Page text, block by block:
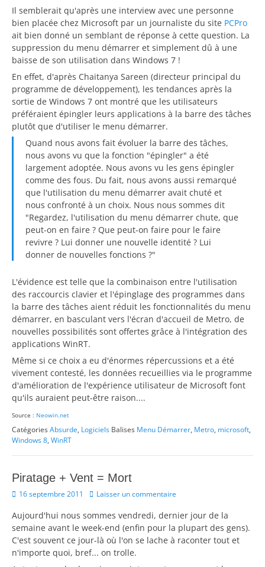
Il semblerait qu'après une interview avec une personne
bien placée chez Microsoft par un journaliste du site PCPro
ait bien donné un semblant de réponse à cette question. La
suppression du menu démarrer et simplement dû à une
baisse de son utilisation dans Windows 7 !
En effet, d'après Chaitanya Sareen (directeur principal du
programme de développement), les tendances après la
sortie de Windows 7 ont montré que les utilisateurs
préféraient épingler leurs applications à la barre des tâches
plutôt que d'utiliser le menu démarrer.
Quand nous avons fait évoluer la barre des tâches,
nous avons vu que la fonction "épingler" a été
largement adoptée. Nous avons vu les gens épingler
comme des fous. Du fait, nous avons aussi remarqué
que l'utilisation du menu démarrer avait chuté et
nous confronté à un choix. Nous nous sommes dit
"Regardez, l'utilisation du menu démarrer chute, que
peut-on en faire ? Que peut-on faire pour le faire
revivre ? Lui donner une nouvelle identité ? Lui
donner de nouvelles fonctions ?"
L'évidence est telle que la combinaison entre l'utilisation
des raccourcis clavier et l'épinglage des programmes dans
la barre des tâches aient réduit les fonctionnalités du menu
démarrer, en basculant vers l'écran d'accueil de Metro, de
nouvelles possibilités sont offertes grâce à l'intégration des
applications WinRT.
Même si ce choix a eu d'énormes répercussions et a été
vivement contesté, les données recueillies via le programme
d'amélioration de l'expérience utilisateur de Microsoft font
qu'ils auraient peut-être raison....
Source : Neowin.net
CatégoriesAbsurde, Logiciels Balises Menu Démarrer, Metro, microsoft,
Windows 8, WinRT
Piratage + Vent = Mort
Posted
16 septembre 2011 Laisser un commentaire
Aujourd'hui nous sommes vendredi, dernier jour de la
semaine avant le week-end (enfin pour la plupart des gens).
C'est souvent ce jour-là où l'on se lache à raconter tout et
n'importe quoi, bref... on trolle.